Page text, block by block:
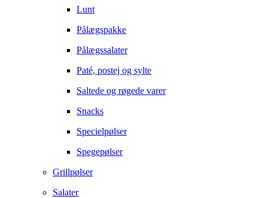
Lunt
Pålægspakke
Pålægssalater
Paté, postej og sylte
Saltede og røgede varer
Snacks
Specielpølser
Spegepølser
Grillpølser
Salater